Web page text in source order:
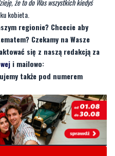
że to do Was wszystkich kiedyś
kobieta.
regionie? Chcecie aby
Czekamy na Wasze
się z naszą redakcją za
i mailowo:
także pod numerem